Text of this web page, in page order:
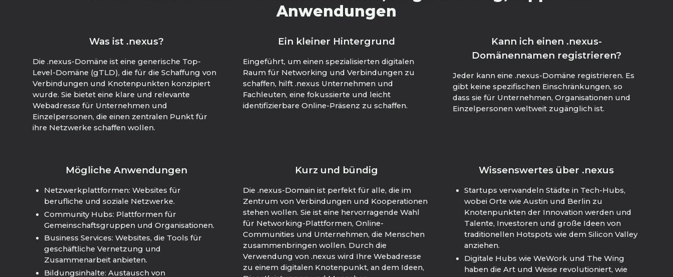
Anwendungen
Was ist .nexus?
Die .nexus-Domäne ist eine generische Top-
Level-Domäne (gTLD), die für die Schaffung von
Verbindungen und Knotenpunkten konzipiert
wurde. Sie bietet eine klare und relevante
Webadresse für Unternehmen und
Einzelpersonen, die einen zentralen Punkt für
ihre Netzwerke schaffen wollen.
Ein kleiner Hintergrund
Eingeführt, um einen spezialisierten digitalen
Raum für Networking und Verbindungen zu
schaffen, hilft .nexus Unternehmen und
Fachleuten, eine fokussierte und leicht
identifizierbare Online-Präsenz zu schaffen.
Kann ich einen .nexus-
Domänennamen registrieren?
Jeder kann eine .nexus-Domäne registrieren. Es
gibt keine spezifischen Einschränkungen, so
dass sie für Unternehmen, Organisationen und
Einzelpersonen weltweit zugänglich ist.
Mögliche Anwendungen
Netzwerkplattformen: Websites für
berufliche und soziale Netzwerke.
Community Hubs: Plattformen für
Gemeinschaftsgruppen und Organisationen.
Business Services: Websites, die Tools für
geschäftliche Vernetzung und
Zusammenarbeit anbieten.
Bildungsinhalte: Austausch von
Kurz und bündig
Die .nexus-Domain ist perfekt für alle, die im
Zentrum von Verbindungen und Kooperationen
stehen wollen. Sie ist eine hervorragende Wahl
für Networking-Plattformen, Online-
Communities und Unternehmen, die Menschen
zusammenbringen wollen. Durch die
Verwendung von .nexus wird Ihre Webadresse
zu einem digitalen Knotenpunkt, an dem Ideen,
Wissenswertes über .nexus
Startups verwandeln Städte in Tech-Hubs,
wobei Orte wie Austin und Berlin zu
Knotenpunkten der Innovation werden und
Talente, Investoren und große Ideen von
traditionellen Hotspots wie dem Silicon Valley
anziehen.
Digitale Hubs wie WeWork und The Wing
haben die Art und Weise revolutioniert, wie